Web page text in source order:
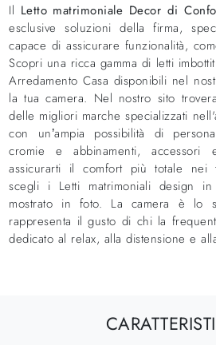
Il Letto matrimoniale Decor di
esclusive soluzioni della firma,
capace di assicurare funzionalità,
Scopri una ricca gamma di letti
Arredamento Casa disponibili nel
la tua camera. Nel nostro sito
delle migliori marche specializzati
con un’ampia possibilità di
cromie e abbinamenti,
assicurarti il comfort più totale nei
scegli i Letti matrimoniali design
mostrato in foto. La camera è lo
rappresenta il gusto di chi la
dedicato al relax, alla distensione e